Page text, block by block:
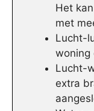
Het
met
Lucht-
woning
Lucht-
extra